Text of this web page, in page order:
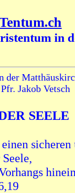
in
der
Jakob Vetsch
SEELE